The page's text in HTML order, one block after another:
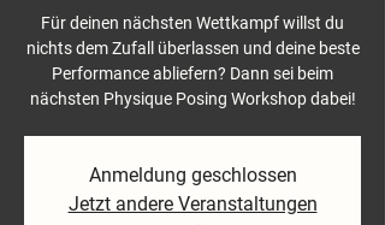
Für deinen nächsten Wettkampf willst du
nichts dem Zufall überlassen und deine beste
Performance abliefern? Dann sei beim
nächsten Physique Posing Workshop dabei!
Anmeldung geschlossen
Jetzt andere Veranstaltungen